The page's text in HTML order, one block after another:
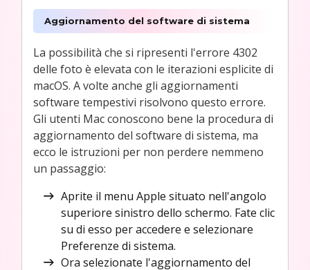
Aggiornamento del software di sistema
La possibilità che si ripresenti l'errore 4302
delle foto è elevata con le iterazioni esplicite di
macOS. A volte anche gli aggiornamenti
software tempestivi risolvono questo errore.
Gli utenti Mac conoscono bene la procedura di
aggiornamento del software di sistema, ma
ecco le istruzioni per non perdere nemmeno
un passaggio:
Aprite il menu Apple situato nell'angolo
superiore sinistro dello schermo. Fate clic
su di esso per accedere e selezionare
Preferenze di sistema.
Ora selezionate l'aggiornamento del